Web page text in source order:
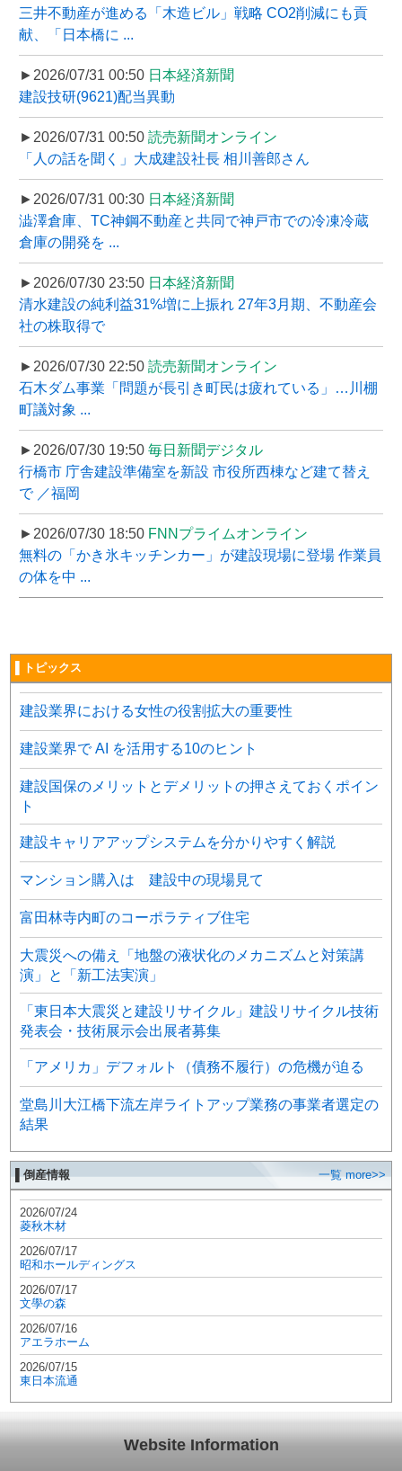
三井不動産が進める「木造ビル」戦略 CO2削減にも貢
献、「日本橋に ...
►2026/07/31 00:50 日本経済新聞
建設技研(9621)配当異動
►2026/07/31 00:50 読売新聞オンライン
「人の話を聞く」大成建設社長 相川善郎さん
►2026/07/31 00:30 日本経済新聞
澁澤倉庫、TC神鋼不動産と共同で神戸市での冷凍冷蔵
倉庫の開発を ...
►2026/07/30 23:50 日本経済新聞
清水建設の純利益31%増に上振れ 27年3月期、不動産会
社の株取得で
►2026/07/30 22:50 読売新聞オンライン
石木ダム事業「問題が長引き町民は疲れている」…川棚
町議対象 ...
►2026/07/30 19:50 毎日新聞デジタル
行橋市 庁舎建設準備室を新設 市役所西棟など建て替え
で ／福岡
►2026/07/30 18:50 FNNプライムオンライン
無料の「かき氷キッチンカー」が建設現場に登場 作業員
の体を中 ...
▌トピックス
建設業界における女性の役割拡大の重要性
建設業界で AI を活用する10のヒント
建設国保のメリットとデメリットの押さえておくポイン
ト
建設キャリアアップシステムを分かりやすく解説
マンション購入は 建設中の現場見て
富田林寺内町のコーポラティブ住宅
大震災への備え「地盤の液状化のメカニズムと対策講
演」と「新工法実演」
「東日本大震災と建設リサイクル」建設リサイクル技術
発表会・技術展示会出展者募集
「アメリカ」デフォルト（債務不履行）の危機が迫る
堂島川大江橋下流左岸ライトアップ業務の事業者選定の
結果
▌倒産情報 一覧 more>>
2026/07/24
菱秋木材
2026/07/17
昭和ホールディングス
2026/07/17
文學の森
2026/07/16
アエラホーム
2026/07/15
東日本流通
Website Information